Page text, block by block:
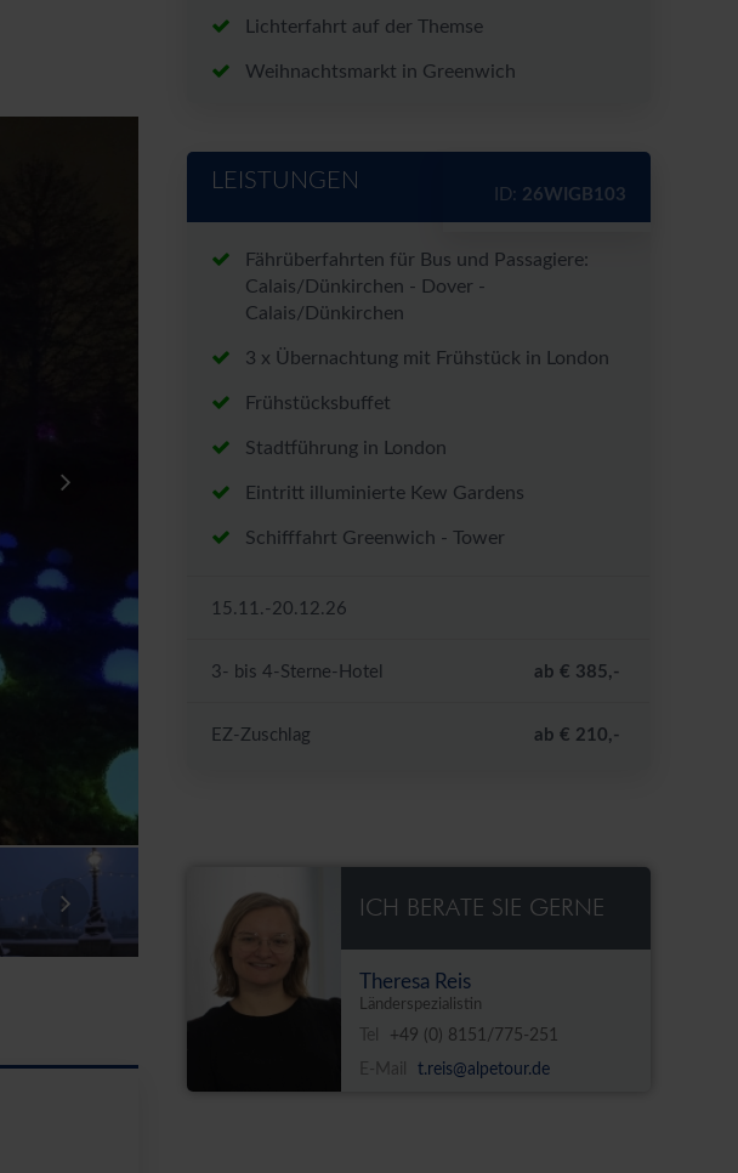
Lichterfahrt auf der Themse
Weihnachtsmarkt in Greenwich
LEISTUNGEN
Fährüberfahrten für Bus und Passagiere:
Calais/Dünkirchen - Dover -
Calais/Dünkirchen
3 x Übernachtung mit Frühstück in London
Frühstücksbuffet
Stadtführung in London
Eintritt illuminierte Kew Gardens
Schifffahrt Greenwich - Tower
15.11.-20.12.26
3- bis 4-Sterne-Hotel ab € 385,-
EZ-Zuschlag ab € 210,-
ID: 26WIGB103
ICH BERATE SIE GERNE
Theresa Reis
Länderspezialistin
Tel
+49 (0) 8151/775-251
E-Mail
t.reis@alpetour.de